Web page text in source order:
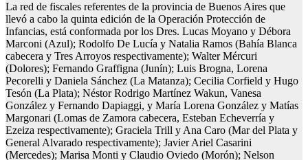
La red de fiscales referentes de la provincia de Buenos Aires que
llevó a cabo la quinta edición de la Operación Protección de
Infancias, está conformada por los Dres. Lucas Moyano y Débora
Marconi (Azul); Rodolfo De Lucía y Natalia Ramos (Bahía Blanca
cabecera y Tres Arroyos respectivamente); Walter Mércuri
(Dolores); Fernando Graffigna (Junín); Luis Brogna, Lorena
Pecorelli y Daniela Sánchez (La Matanza); Cecilia Corfield y Hugo
Tesón (La Plata); Néstor Rodrigo Martínez Wakun, Vanesa
González y Fernando Dapiaggi, y María Lorena González y Matías
Margonari (Lomas de Zamora cabecera, Esteban Echeverría y
Ezeiza respectivamente); Graciela Trill y Ana Caro (Mar del Plata y
General Alvarado respectivamente); Javier Ariel Casarini
(Mercedes); Marisa Monti y Claudio Oviedo (Morón); Nelson